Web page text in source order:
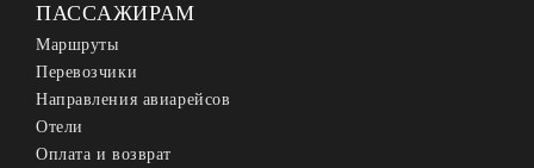
ПАССАЖИРАМ
Маршруты
Перевозчики
Направления авиарейсов
Отели
Оплата и возврат